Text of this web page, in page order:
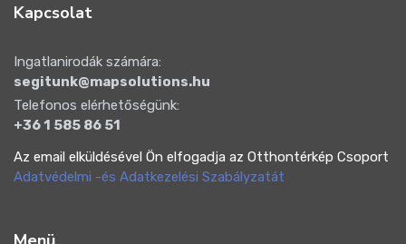
Kapcsolat
Ingatlanirodák számára:
segitunk@mapsolutions.hu
Telefonos elérhetőségünk:
+36 1 585 86 51
Az email elküldésével Ön elfogadja az Otthontérkép Csoport
Adatvédelmi -és Adatkezelési Szabályzatát